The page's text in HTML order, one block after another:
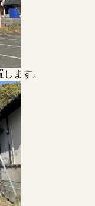
ます。